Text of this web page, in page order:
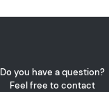
Do you have a question?
Feel free to contact